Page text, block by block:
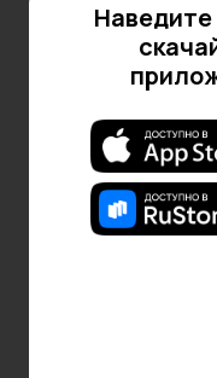
Наведите